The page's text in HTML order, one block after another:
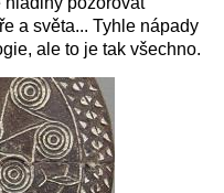
a světa... Tyhle nápady
ale to je tak všechno.